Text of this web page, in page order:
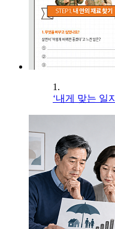
1.
‘내게 맞는 일